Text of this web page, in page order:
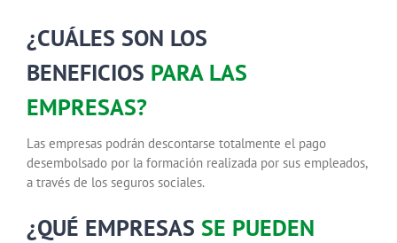
¿CUÁLES SON LOS
BENEFICIOS PARA LAS
EMPRESAS?
Las empresas podrán descontarse totalmente el pago
desembolsado por la formación realizada por sus empleados,
a través de los seguros sociales.
¿QUÉ EMPRESAS SE PUEDEN